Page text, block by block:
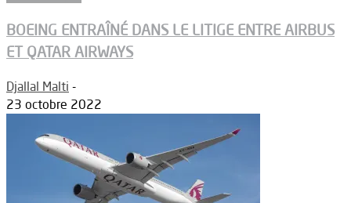
BOEING ENTRAÎNÉ DANS LE LITIGE ENTRE AIRBUS
ET QATAR AIRWAYS
Djallal Malti -
23 octobre 2022